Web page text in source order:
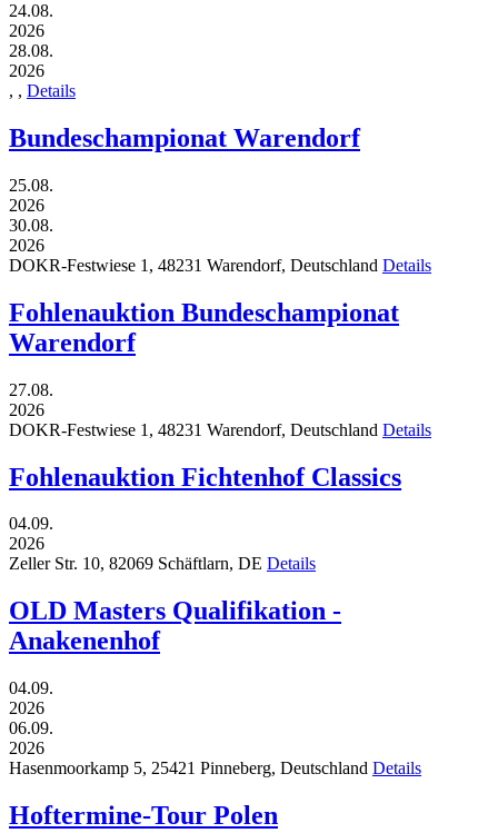
24.08.
2026
28.08.
2026
, , Details
Bundeschampionat Warendorf
25.08.
2026
30.08.
2026
DOKR-Festwiese 1, 48231 Warendorf, Deutschland Details
Fohlenauktion Bundeschampionat
Warendorf
27.08.
2026
DOKR-Festwiese 1, 48231 Warendorf, Deutschland Details
Fohlenauktion Fichtenhof Classics
04.09.
2026
Zeller Str. 10, 82069 Schäftlarn, DE Details
OLD Masters Qualifikation -
Anakenenhof
04.09.
2026
06.09.
2026
Hasenmoorkamp 5, 25421 Pinneberg, Deutschland Details
Hoftermine-Tour Polen